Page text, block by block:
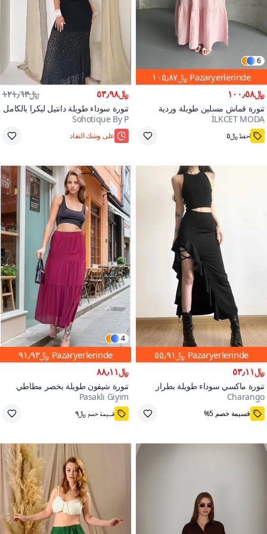
6
Pazaryerlerinde ﷼١٠٥٫٨٧
﷼١٠٠٫٥٨
تنورة قماش مسلين طويلة وردية
مجعدة وطبقية
İLKCET MODA
500+
احفظ ﷼٥
﷼٥٣٫٩٨ ﷼١٢١٫٦٣
تنورة سوداء طويلة دانتيل ليكرا بالكامل
Sohotique By P
على وشك النفاد
Pazaryerlerinde ﷼٥٥٫٩١
﷼٥٣٫١١
تنورة ماكسي سوداء طويلة بطراز
قوطي إثني، مكشكشة ذات تصميم
ذيل السمكة وفتحة ساق واحدة
Charango
قسيمة خصم 5%
4
Pazaryerlerinde ﷼٩١٫٩٣
﷼٨٨٫١١
تنورة شيفون طويلة بخصر مطاطي
وطبقات بورجوندي
Pasaklı Giyim
قسيمة خصم ﷼٩